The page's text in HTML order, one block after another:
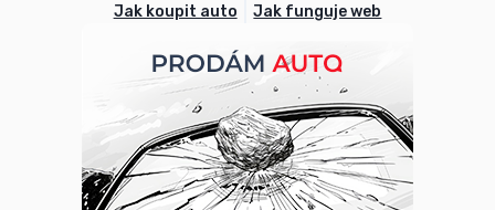
Jak koupit auto Jak funguje web